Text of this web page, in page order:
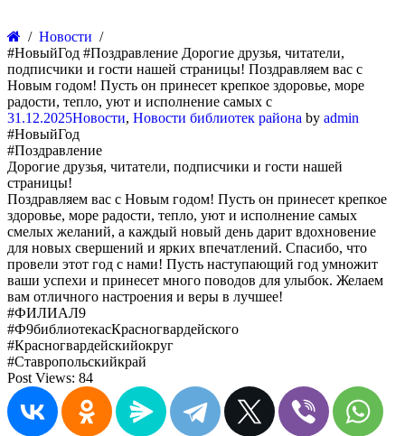
Новости
#НовыйГод #Поздравление Дорогие друзья, читатели,
подписчики и гости нашей страницы! Поздравляем вас с
Новым годом! Пусть он принесет крепкое здоровье, море
радости, тепло, уют и исполнение самых с
31.12.2025Новости, Новости библиотек района by admin
#НовыйГод
#Поздравление
Дорогие друзья, читатели, подписчики и гости нашей
страницы!
Поздравляем вас с Новым годом! Пусть он принесет крепкое
здоровье, море радости, тепло, уют и исполнение самых
смелых желаний, а каждый новый день дарит вдохновение
для новых свершений и ярких впечатлений. Спасибо, что
провели этот год с нами! Пусть наступающий год умножит
ваши успехи и принесет много поводов для улыбок. Желаем
вам отличного настроения и веры в лучшее!
#ФИЛИАЛ9
#Ф9библиотекасКрасногвардейского
#Красногвардейскийокруг
#Ставропольскийкрай
Post Views: 84